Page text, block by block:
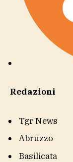
Redazioni
Tgr News
Abruzzo
Basilicata